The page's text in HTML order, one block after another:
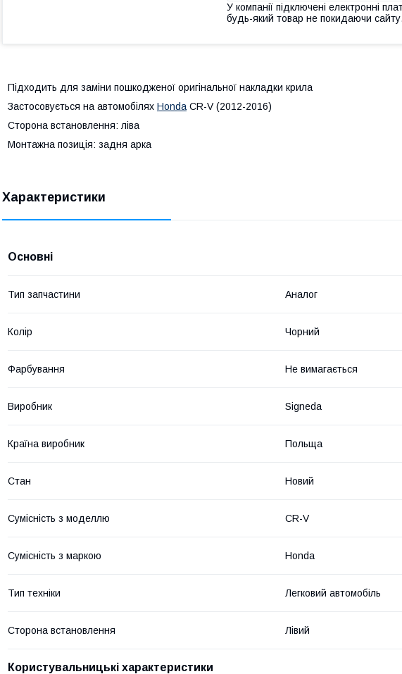
У компанії підключені електронні
будь-який товар не покидаючи сайту.
Підходить для заміни пошкодженої оригінальної накладки крила
Застосовується на автомобілях Honda CR-V (2012-2016)
Сторона встановлення: ліва
Монтажна позиція: задня арка
Характеристики
Основні
Тип запчастини Аналог
Колір Чорний
Фарбування Не вимагається
Виробник Signeda
Країна виробник Польща
Стан Новий
Сумісність з моделлю CR-V
Сумісність з маркою Honda
Тип техніки Легковий автомобіль
Сторона встановлення Лівий
Користувальницькі характеристики